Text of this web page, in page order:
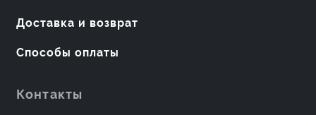
Доставка и возврат
Способы оплаты
Контакты